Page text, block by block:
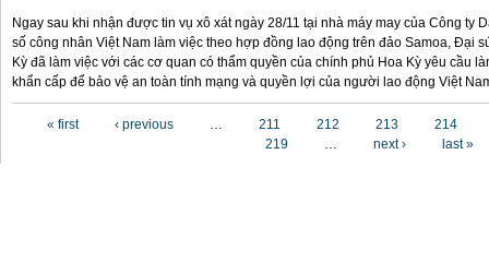
Ngay sau khi nhận được tin vụ xô xát ngày 28/11 tại nhà máy may của Công ty
số công nhân Việt Nam làm việc theo hợp đồng lao động trên đảo Samoa, Đại
Kỳ đã làm việc với các cơ quan có thẩm quyền của chính phủ Hoa Kỳ yêu cầu
khẩn cấp để bảo vệ an toàn tính mạng và quyền lợi của người lao động Việt
« first ‹ previous … 211 212 213
214
219
… next › last »